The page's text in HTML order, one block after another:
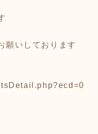
願いしております